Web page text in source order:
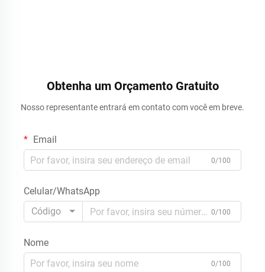
Obtenha um Orçamento Gratuito
Nosso representante entrará em contato com você em breve.
Email
0/100
Celular/WhatsApp
Código
0/100
Nome
0/100